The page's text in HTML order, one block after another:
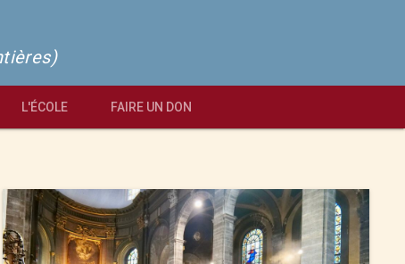
L'ÉCOLE FAIRE UN DON